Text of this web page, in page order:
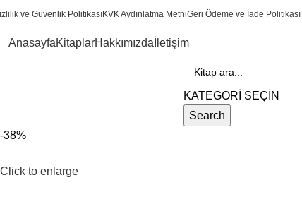
ve Güvenlik PolitikasıKVK Aydınlatma MetniGeri Ödeme ve İade Politikası
AnasayfaKitaplarHakkımızda İletişim
KATEGORİ SEÇİN
Search
-38%
Click to enlarge